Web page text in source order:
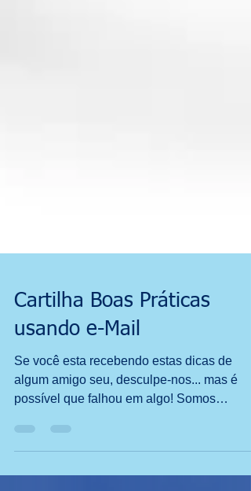
Cartilha Boas Práticas
usando e-Mail
Se você esta recebendo estas dicas de
algum amigo seu, desculpe-nos... mas é